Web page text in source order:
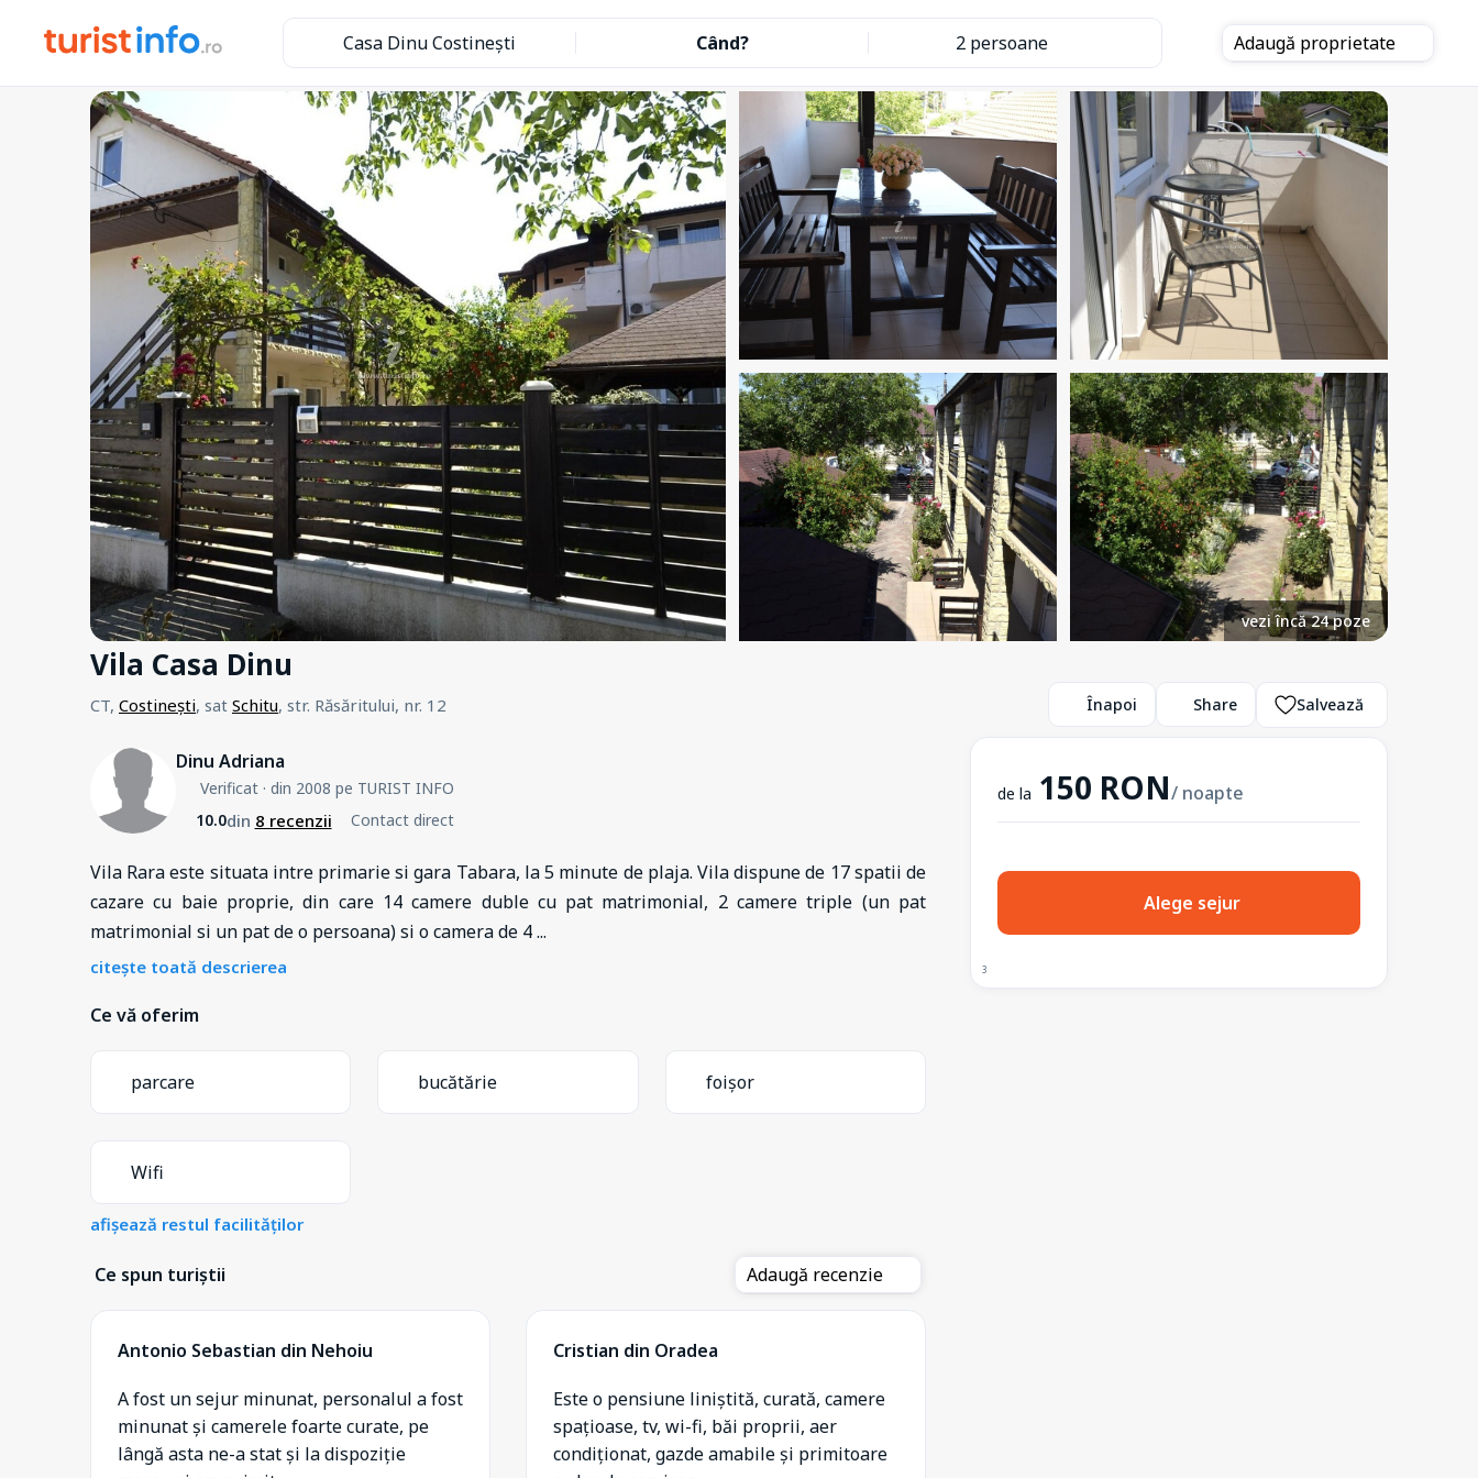
Casa Dinu Costinești Când? 2 persoane Adaugă proprietate
vezi încă 24 poze
Vila Casa Dinu
CT, Costinești, sat Schitu, str. Răsăritului, nr. 12 Înapoi Share Salvează
Dinu Adriana
Verificat· din 2008 pe TURIST INFO
10.0din 8 recenzii Contact direct
Vila Rara este situata intre primarie si gara Tabara, la 5 minute de plaja. Vila dispune de 17 spatii de
cazare cu baie proprie, din care 14 camere duble cu pat matrimonial, 2 camere triple (un pat
matrimonial si un pat de o persoana) si o camera de 4...
citește toată descrierea
Ce vă oferim
parcare bucătărie foișor
Wifi
afișează restul facilităților
Ce spun turiștii Adaugă recenzie
Antonio Sebastian din Nehoiu
A fost un sejur minunat, personalul a fost
minunat și camerele foarte curate, pe
lângă asta ne-a stat și la dispoziție
Cristian din Oradea
Este o pensiune liniștită, curată, camere
spațioase, tv, wi-fi, băi proprii, aer
condiționat, gazde amabile și primitoare
de la 150 RON/ noapte
Alege sejur
3